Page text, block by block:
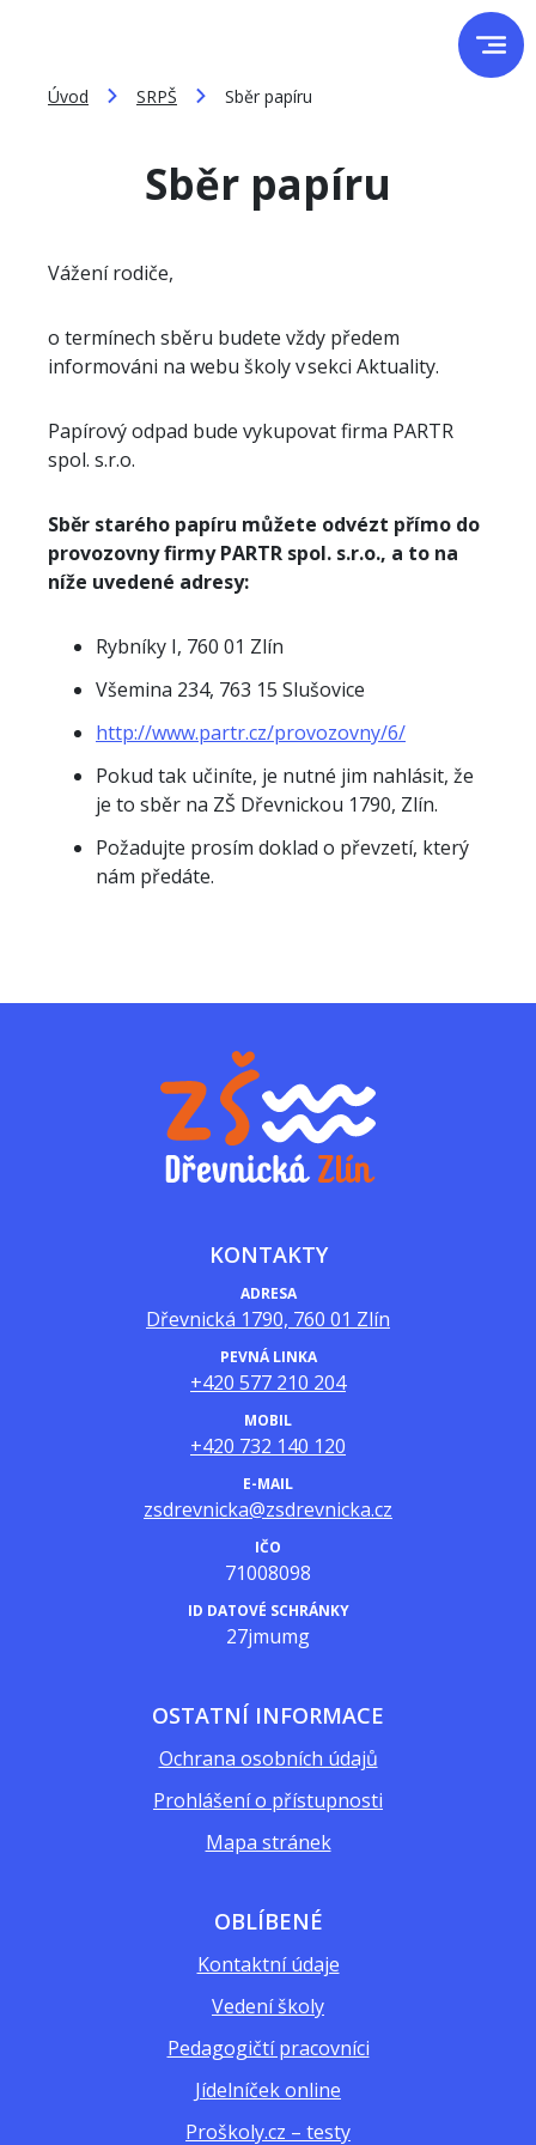
Úvod SRPŠ Sběr papíru
Sběr papíru
Vážení rodiče,
o termínech sběru budete vždy předem
informováni na webu školy v sekci Aktuality.
Papírový odpad bude vykupovat firma PARTR
spol. s.r.o.
Sběr starého papíru můžete odvézt přímo do
provozovny firmy PARTR spol. s.r.o., a to na
níže uvedené adresy:
Rybníky I, 760 01 Zlín
Všemina 234, 763 15 Slušovice
http://www.partr.cz/provozovny/6/
Pokud tak učiníte, je nutné jim nahlásit, že
je to sběr na ZŠ Dřevnickou 1790, Zlín.
Požadujte prosím doklad o převzetí, který
nám předáte.
KONTAKTY
ADRESA
Dřevnická 1790, 760 01 Zlín
PEVNÁ LINKA
+420 577 210 204
MOBIL
+420 732 140 120
E-MAIL
zsdrevnicka@zsdrevnicka.cz
IČO
71008098
ID DATOVÉ SCHRÁNKY
27jmumg
OSTATNÍ INFORMACE
Ochrana osobních údajů
Prohlášení o přístupnosti
Mapa stránek
OBLÍBENÉ
Kontaktní údaje
Vedení školy
Pedagogičtí pracovníci
Jídelníček online
Proškoly.cz – testy